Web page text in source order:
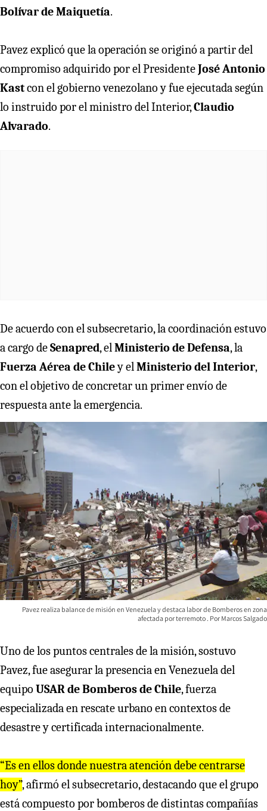
Bolívar de Maiquetía.
Pavez explicó que la operación se originó a partir del
compromiso adquirido por el PresidenteJosé Antonio
Kastcon el gobierno venezolano y fue ejecutada según
lo instruido por el ministro del Interior,Claudio
Alvarado.
De acuerdo con el subsecretario, la coordinación estuvo
a cargo deSenapred, elMinisterio de Defensa, la
Fuerza Aérea de Chiley elMinisterio del Interior,
con el objetivo de concretar un primer envío de
respuesta ante la emergencia.
Pavez realiza balance de misión en Venezuela y destaca labor de Bomberos en zona
afectada por terremoto
Marcos Salgado
Uno de los puntos centrales de la misión, sostuvo
Pavez, fue asegurar la presencia en Venezuela del
equipo USAR de Bomberos de Chile, fuerza
especializada en rescate urbano en contextos de
desastre y certificada internacionalmente.
“Es en ellos donde nuestra atención debe centrarse
hoy”, afirmó el subsecretario, destacando que el grupo
está compuesto por bomberos de distintas compañías